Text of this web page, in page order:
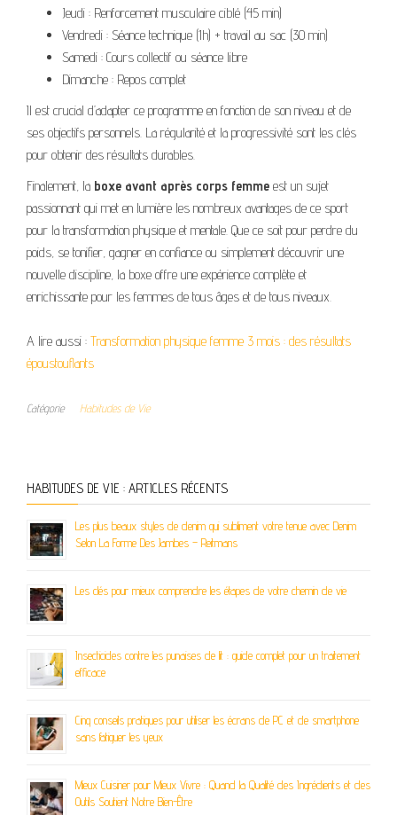
Jeudi : Renforcement musculaire ciblé (45 min)
Vendredi : Séance technique (1h) + travail au sac (30 min)
Samedi : Cours collectif ou séance libre
Dimanche : Repos complet
Il est crucial d’adapter ce programme en fonction de son niveau et de
ses objectifs personnels. La régularité et la progressivité sont les clés
pour obtenir des résultats durables.
Finalement, la boxe avant après corps femme est un sujet
passionnant qui met en lumière les nombreux avantages de ce sport
pour la transformation physique et mentale. Que ce soit pour perdre du
poids, se tonifier, gagner en confiance ou simplement découvrir une
nouvelle discipline, la boxe offre une expérience complète et
enrichissante pour les femmes de tous âges et de tous niveaux.
A lire aussi : Transformation physique femme 3 mois : des résultats
époustouflants
Catégorie Habitudes de Vie
HABITUDES DE VIE : ARTICLES RÉCENTS
Les plus beaux styles de denim qui subliment votre tenue avec Denim
Selon La Forme Des Jambes – Reitmans
Les clés pour mieux comprendre les étapes de votre chemin de vie
Insecticides contre les punaises de lit : guide complet pour un traitement
efficace
Cinq conseils pratiques pour utiliser les écrans de PC et de smartphone
sans fatiguer les yeux
Mieux Cuisiner pour Mieux Vivre : Quand la Qualité des Ingrédients et des
Outils Soutient Notre Bien-Être